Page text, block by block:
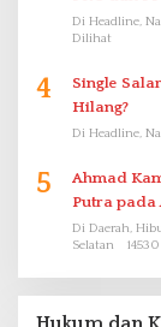
Di Headline,
Dilihat
4
Single
Hilang?
Di Headline,
5
Ahmad Kamil mendampingi Langsung Dike
Putra pada
Di Daerah,
Selatan